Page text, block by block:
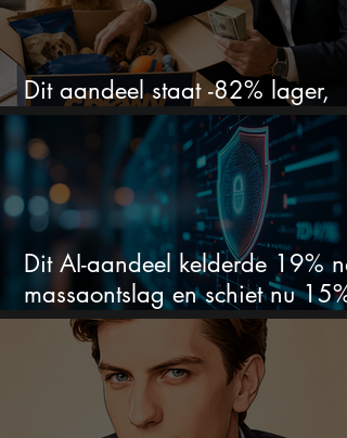
Dit aandeel staat -82% lager,
terwijl het bedrijf gewoon groeit
Dit AI-aandeel kelderde 19% na
massaontslag en schiet nu 15%
omhoog